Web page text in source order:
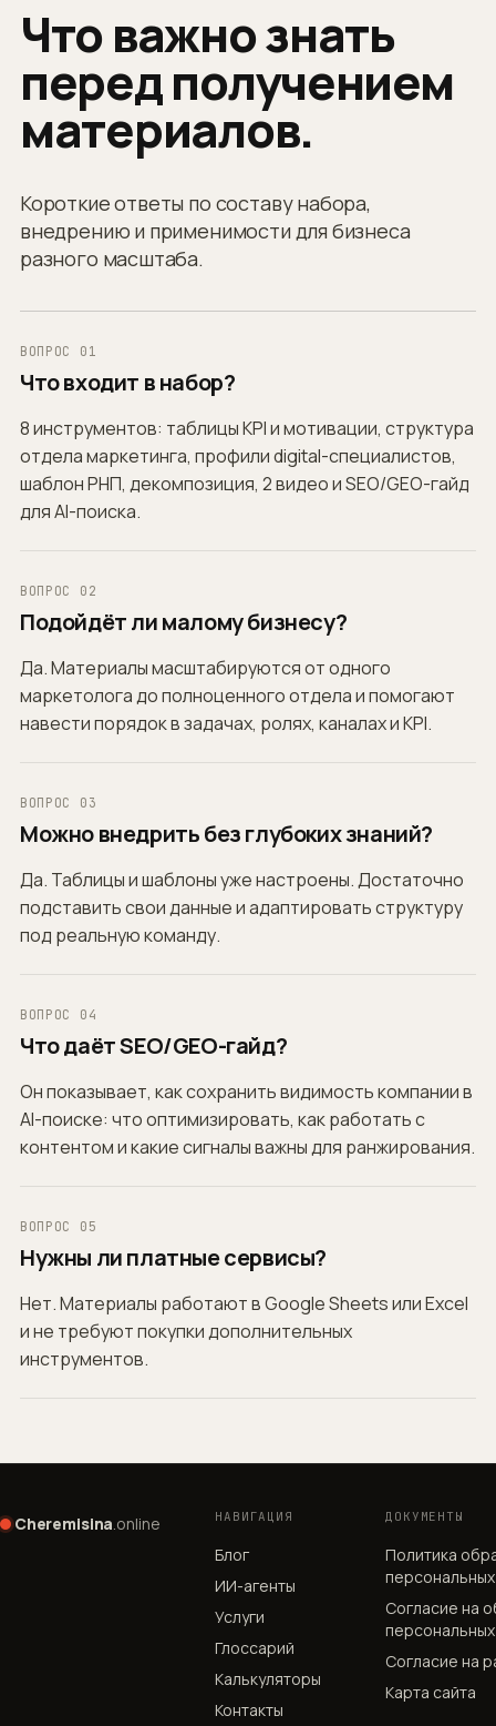
Что важно знать
перед получением
материалов.
Короткие ответы по составу набора,
внедрению и применимости для бизнеса
разного масштаба.
ВОПРОС 01
Что входит в набор?
8 инструментов: таблицы KPI и мотивации, структура
отдела маркетинга, профили digital-специалистов,
шаблон РНП, декомпозиция, 2 видео и SEO/GEO-гайд
для AI-поиска.
ВОПРОС 02
Подойдёт ли малому бизнесу?
Да. Материалы масштабируются от одного
маркетолога до полноценного отдела и помогают
навести порядок в задачах, ролях, каналах и KPI.
ВОПРОС 03
Можно внедрить без глубоких знаний?
Да. Таблицы и шаблоны уже настроены. Достаточно
подставить свои данные и адаптировать структуру
под реальную команду.
ВОПРОС 04
Что даёт SEO/GEO-гайд?
Он показывает, как сохранить видимость компании в
AI-поиске: что оптимизировать, как работать с
контентом и какие сигналы важны для ранжирования.
ВОПРОС 05
Нужны ли платные сервисы?
Нет. Материалы работают в Google Sheets или Excel
и не требуют покупки дополнительных
инструментов.
Cheremisina .online НАВИГАЦИЯ
Блог
ИИ-агенты
Услуги
Глоссарий
Калькуляторы
Контакты
ДОКУМЕНТЫ
Политика
Согласие на
Согласие на
Карта сайта